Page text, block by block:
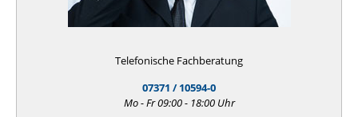
Telefonische Fachberatung
07371 / 10594-0
Mo - Fr 09:00 - 18:00 Uhr